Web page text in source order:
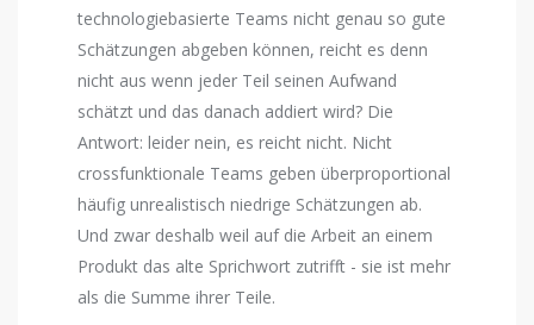
technologiebasierte Teams nicht genau so gute
Schätzungen abgeben können, reicht es denn
nicht aus wenn jeder Teil seinen Aufwand
schätzt und das danach addiert wird? Die
Antwort: leider nein, es reicht nicht. Nicht
crossfunktionale Teams geben überproportional
häufig unrealistisch niedrige Schätzungen ab.
Und zwar deshalb weil auf die Arbeit an einem
Produkt das alte Sprichwort zutrifft - sie ist mehr
als die Summe ihrer Teile.